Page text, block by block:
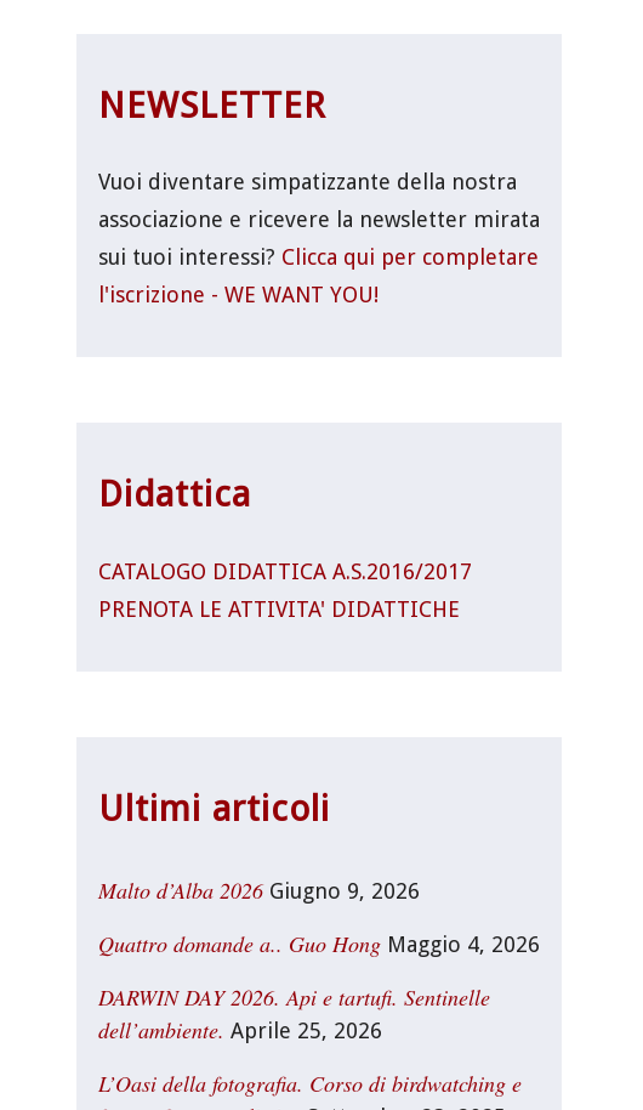
NEWSLETTER
Vuoi diventare simpatizzante della nostra
associazione e ricevere la newsletter mirata
sui tuoi interessi? Clicca qui per completare
l'iscrizione - WE WANT YOU!
Didattica
CATALOGO DIDATTICA A.S.2016/2017
PRENOTA LE ATTIVITA' DIDATTICHE
Ultimi articoli
Malto d’Alba 2026 Giugno 9, 2026
Quattro domande a.. Guo Hong Maggio 4, 2026
DARWIN DAY 2026. Api e tartufi. Sentinelle
dell’ambiente. Aprile 25, 2026
L’Oasi della fotografia. Corso di birdwatching e